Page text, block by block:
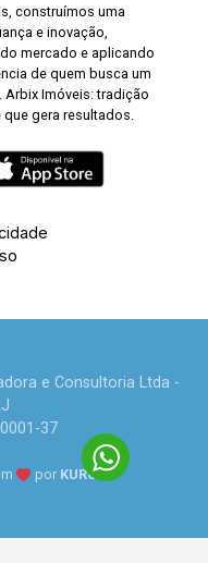
construímos uma
e inovação,
mercado e aplicando
de quem busca um
Imóveis: tradição
gera resultados.
e Consultoria Ltda -
37
por KUROLE